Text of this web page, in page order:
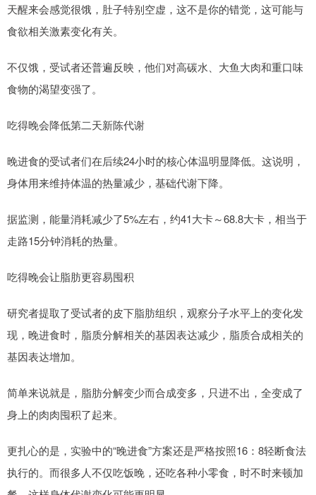
天醒来会感觉很饿，肚子特别空虚，这不是你的错觉，这可能与
食欲相关激素变化有关。
不仅饿，受试者还普遍反映，他们对高碳水、大鱼大肉和重口味
食物的渴望变强了。
吃得晚会降低第二天新陈代谢
晚进食的受试者们在后续24小时的核心体温明显降低。这说明，
身体用来维持体温的热量减少，基础代谢下降。
据监测，能量消耗减少了5%左右，约41大卡～68.8大卡，相当于
走路15分钟消耗的热量。
吃得晚会让脂肪更容易囤积
研究者提取了受试者的皮下脂肪组织，观察分子水平上的变化发
现，晚进食时，脂质分解相关的基因表达减少，脂质合成相关的
基因表达增加。
简单来说就是，脂肪分解变少而合成变多，只进不出，全变成了
身上的肉肉囤积了起来。
更扎心的是，实验中的“晚进食”方案还是严格按照16：8轻断食法
执行的。而很多人不仅吃饭晚，还吃各种小零食，时不时来顿加